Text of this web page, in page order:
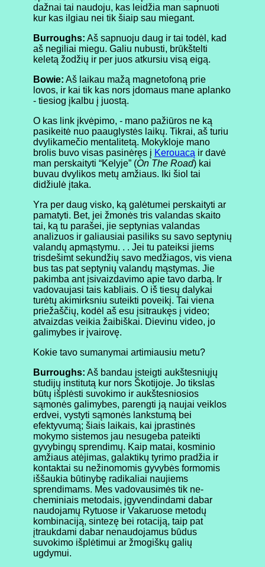
dažnai tai naudoju, kas leidžia man sapnuoti
kur kas ilgiau nei tik šiaip sau miegant.
Burroughs: Aš sapnuoju daug ir tai todėl, kad
aš negiliai miegu. Galiu nubusti, brūkštelti
keletą žodžių ir per juos atkursiu visą eigą.
Bowie: Aš laikau mažą magnetofoną prie
lovos, ir kai tik kas nors įdomaus mane aplanko
- tiesiog įkalbu į juostą.
O kas link įkvėpimo, - mano pažiūros ne ką
pasikeitė nuo paauglystės laikų. Tikrai, aš turiu
dvylikamečio mentalitetą. Mokykloje mano
brolis buvo visas pasinėręs į Kerouacą ir davė
man perskaityti “Kelyje” (On The Road) kai
buvau dvylikos metų amžiaus. Iki šiol tai
didžiulė įtaka.
Yra per daug visko, ką galėtumei perskaityti ar
pamatyti. Bet, jei žmonės tris valandas skaito
tai, ką tu parašei, jie septynias valandas
analizuos ir galiausiai pasiliks su savo septynių
valandų apmąstymu. . . Jei tu pateiksi jiems
trisdešimt sekundžių savo medžiagos, vis viena
bus tas pat septynių valandų mąstymas. Jie
pakimba ant įsivaizdavimo apie tavo darbą. Ir
vadovaujasi tais kabliais. O iš tiesų dalykai
turėtų akimirksniu suteikti poveikį. Tai viena
priežaščių, kodėl aš esu įsitraukęs į video;
atvaizdas veikia žaibiškai. Dievinu video, jo
galimybes ir įvairovę.
Kokie tavo sumanymai artimiausiu metu?
Burroughs: Aš bandau įsteigti aukštesniųjų
studijų institutą kur nors Škotijoje. Jo tikslas
būtų išplėsti suvokimo ir aukštesniosios
sąmonės galimybes, parengti ją naujai veiklos
erdvei, vystyti sąmonės lankstumą bei
efektyvumą; šiais laikais, kai įprastinės
mokymo sistemos jau nesugeba pateikti
gyvybingų sprendimų. Kaip matai, kosminio
amžiaus atėjimas, galaktikų tyrimo pradžia ir
kontaktai su nežinomomis gyvybės formomis
iššaukia būtinybę radikaliai naujiems
sprendimams. Mes vadovausimės tik ne-
cheminiais metodais, įgyvendindami dabar
naudojamų Rytuose ir Vakaruose metodų
kombinaciją, sintezę bei rotaciją, taip pat
įtraukdami dabar nenaudojamus būdus
suvokimo išplėtimui ar žmogiškų galių
ugdymui.